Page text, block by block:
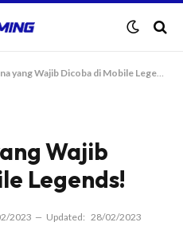
yang Wajib Dicoba di Mobile Legends!
Wajib
Legends!
2023 Updated: 28/02/2023